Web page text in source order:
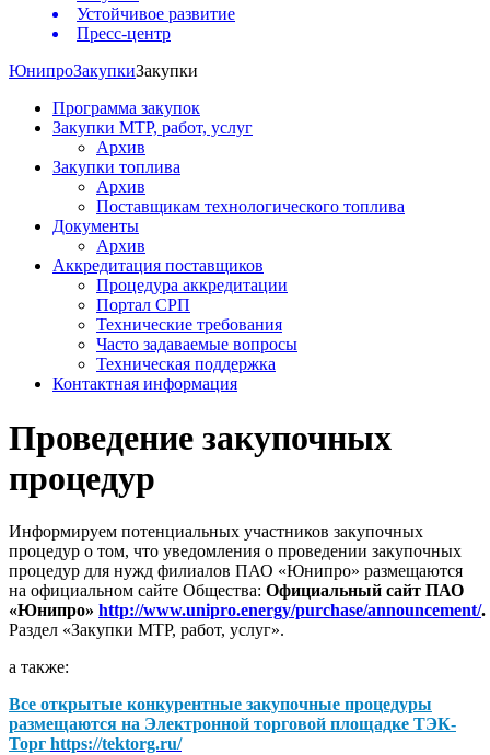
Устойчивое развитие
Пресс-центр
ЮнипроЗакупкиЗакупки
Программа закупок
Закупки МТР, работ, услуг
Архив
Закупки топлива
Архив
Поставщикам технологического топлива
Документы
Архив
Аккредитация поставщиков
Процедура аккредитации
Портал СРП
Технические требования
Часто задаваемые вопросы
Техническая поддержка
Контактная информация
Проведение закупочных
процедур
Информируем потенциальных участников закупочных
процедур о том, что уведомления о проведении закупочных
процедур для нужд филиалов ПАО «Юнипро» размещаются
на официальном сайте Общества: Официальный сайт ПАО
«Юнипро» http://www.unipro.energy/purchase/announcement/.
Раздел «Закупки МТР, работ, услуг».
а также:
Все открытые конкурентные закупочные процедуры
размещаются на Электронной торговой площадке ТЭК-
Торг https://tektorg.ru/